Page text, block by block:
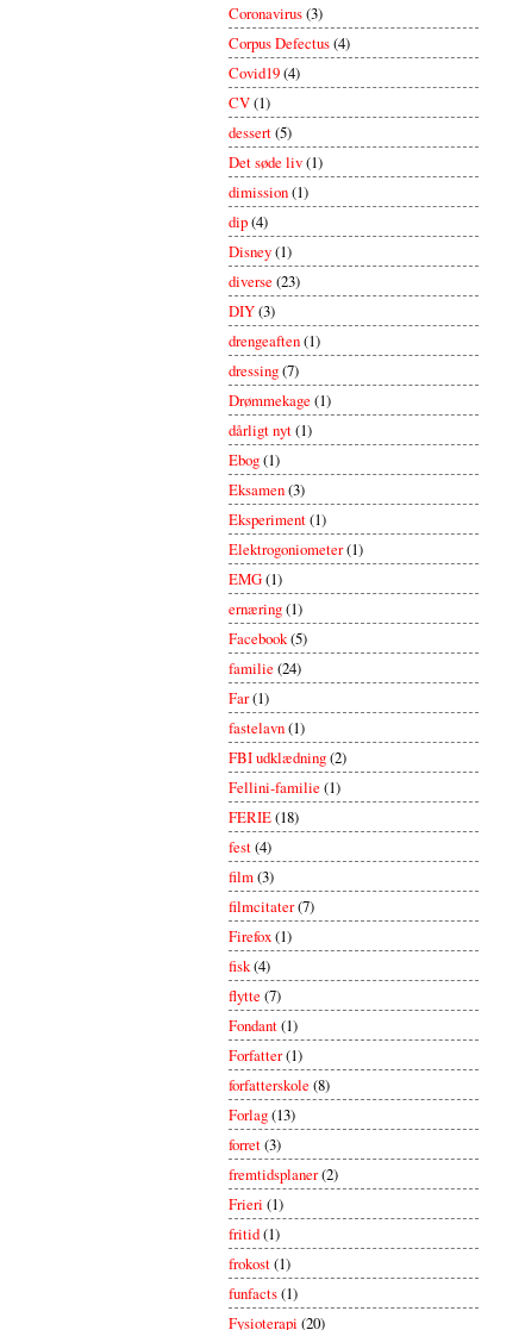
Coronavirus(3)
Corpus Defectus(4)
Covid19(4)
CV(1)
dessert(5)
Det søde liv(1)
dimission(1)
dip(4)
Disney(1)
diverse(23)
DIY(3)
drengeaften(1)
dressing(7)
Drømmekage(1)
dårligt nyt(1)
Ebog(1)
Eksamen(3)
Eksperiment(1)
Elektrogoniometer(1)
EMG(1)
ernæring(1)
Facebook(5)
familie(24)
Far(1)
fastelavn(1)
FBI udklædning(2)
Fellini-familie(1)
FERIE(18)
fest(4)
film(3)
filmcitater(7)
Firefox(1)
fisk(4)
flytte(7)
Fondant(1)
Forfatter(1)
forfatterskole(8)
Forlag(13)
forret(3)
fremtidsplaner(2)
Frieri (1)
fritid(1)
frokost(1)
funfacts(1)
Fysioterapi (20)